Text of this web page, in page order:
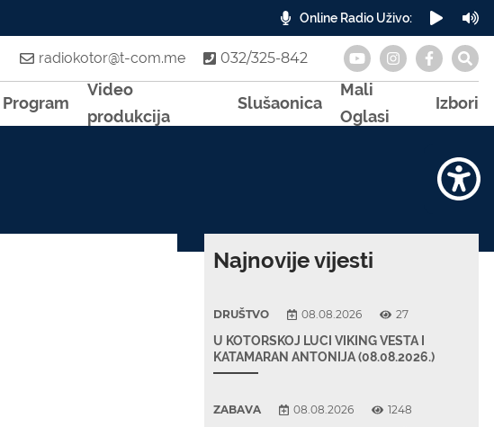
Online Radio Uživo:
radiokotor@t-com.me 032/325-842
Program
Video
produkcija
Slušaonica
Mali
Oglasi
Izbori
Najnovije vijesti
DRUŠTVO 08.08.2026 27
U KOTORSKOJ LUCI VIKING VESTA I
KATAMARAN ANTONIJA (08.08.2026.)
ZABAVA 08.08.2026 1248